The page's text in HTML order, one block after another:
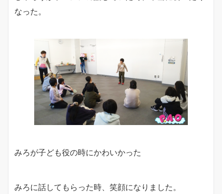
なった。
みろが子ども役の時にかわいかった
みろに話してもらった時、笑顔になりました。